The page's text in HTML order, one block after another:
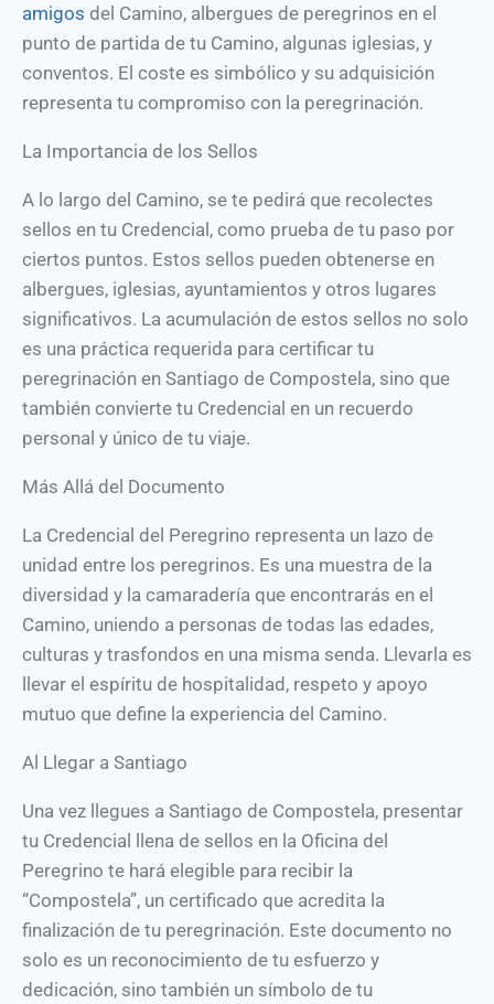
amigos del Camino, albergues de peregrinos en el
punto de partida de tu Camino, algunas iglesias, y
conventos. El coste es simbólico y su adquisición
representa tu compromiso con la peregrinación.
La Importancia de los Sellos
A lo largo del Camino, se te pedirá que recolectes
sellos en tu Credencial, como prueba de tu paso por
ciertos puntos. Estos sellos pueden obtenerse en
albergues, iglesias, ayuntamientos y otros lugares
significativos. La acumulación de estos sellos no solo
es una práctica requerida para certificar tu
peregrinación en Santiago de Compostela, sino que
también convierte tu Credencial en un recuerdo
personal y único de tu viaje.
Más Allá del Documento
La Credencial del Peregrino representa un lazo de
unidad entre los peregrinos. Es una muestra de la
diversidad y la camaradería que encontrarás en el
Camino, uniendo a personas de todas las edades,
culturas y trasfondos en una misma senda. Llevarla es
llevar el espíritu de hospitalidad, respeto y apoyo
mutuo que define la experiencia del Camino.
Al Llegar a Santiago
Una vez llegues a Santiago de Compostela, presentar
tu Credencial llena de sellos en la Oficina del
Peregrino te hará elegible para recibir la
“Compostela”, un certificado que acredita la
finalización de tu peregrinación. Este documento no
solo es un reconocimiento de tu esfuerzo y
dedicación, sino también un símbolo de tu